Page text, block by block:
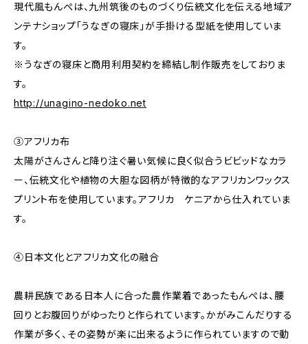
現代風もんぺは、九州筑後のものづくり伝統文化を伝える地域ア
ンテナショップ「うなぎの寝床」が手掛ける型紙を使用していま
す。
※うなぎの寝床と商用利用契約を締結し制作販売をしておりま
す。
http://unagino-nedoko.net
③アフリカ布
太陽がさんさんと降り注ぐ暑い気候に良く似合うビビッドなカラ
ー、伝統文化や植物の大胆な図柄が特徴的なアフリカンワックス
プリント布を使用しています。アフリカ ケニアから仕入れていま
す。
④日本文化とアフリカ文化の融合
農耕民族である日本人に合った農作業着であったもんぺは、腰
回りとお腹回りがゆったりと作られています。かがみこんだりする
作業が多く、その姿勢が楽に出来るように作られていますので動